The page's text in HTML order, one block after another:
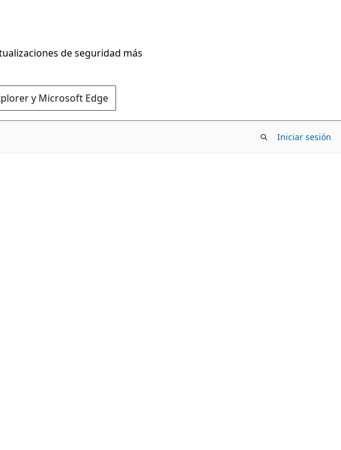
de seguridad más
y Microsoft Edge
Iniciar sesión